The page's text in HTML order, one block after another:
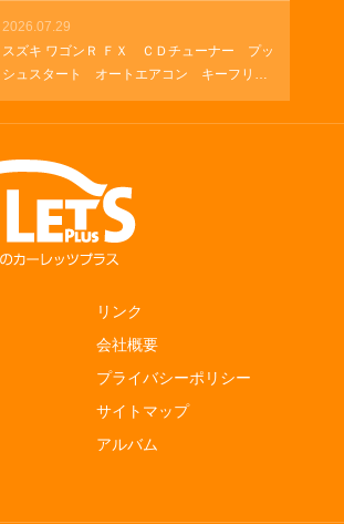
2026.07.29
スズキ ワゴンＲ ＦＸ ＣＤチューナー プッ
シュスタート オートエアコン キーフリ
ー シートヒーター
リンク
会社概要
プライバシーポリシー
サイトマップ
アルバム